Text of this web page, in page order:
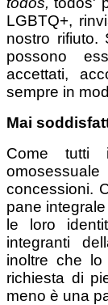
LGBTQ+,
nostro rifiuto.
possono
accettati,
sempre in
Mai
Come tutti
concessioni.
pane
le loro
integranti
inoltre che lo
richiesta di
meno è una